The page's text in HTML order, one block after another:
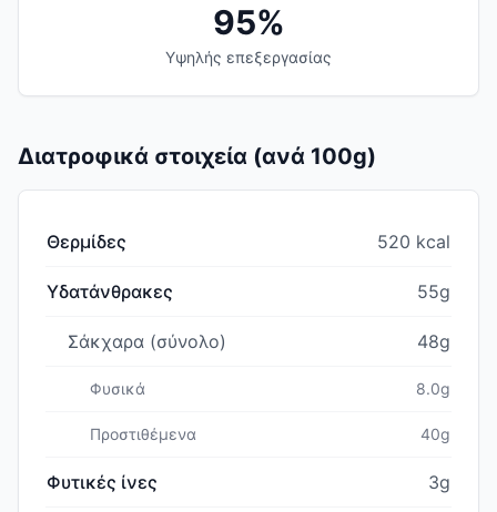
95%
Υψηλής επεξεργασίας
Διατροφικά στοιχεία (ανά 100g)
Θερμίδες 520 kcal
Υδατάνθρακες 55g
Σάκχαρα (σύνολο) 48g
Φυσικά 8.0g
Προστιθέμενα 40g
Φυτικές ίνες 3g